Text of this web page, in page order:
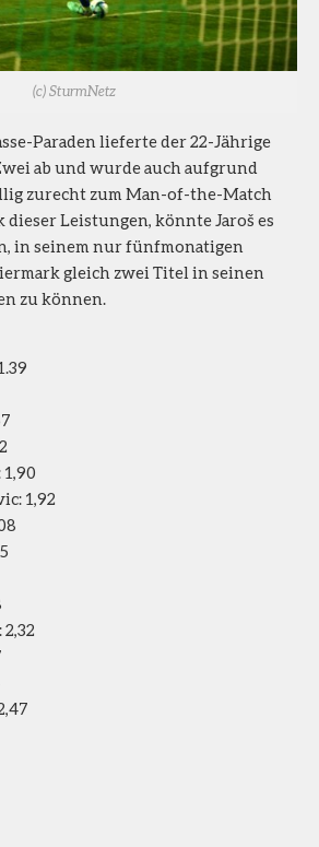
(c) SturmNetz
Paraden lieferte der 22-Jährige
ab und wurde auch aufgrund
zurecht zum Man-of-the-Match
Leistungen, könnte Jaroš es
in seinem nur fünfmonatigen
gleich zwei Titel in seinen
zu können.
1,92